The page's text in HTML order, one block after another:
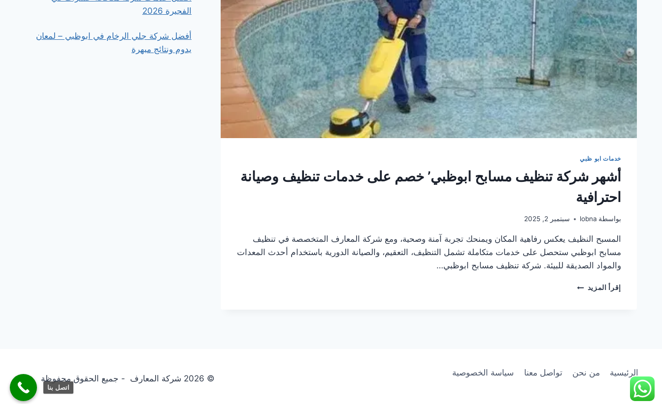
خدمات ابو ظبي
أشهر شركة تنظيف مسابح ابوظبي’ خصم على خدمات تنظيف وصيانة
احترافية
بواسطة lobna سبتمبر 2, 2025
المسبح النظيف يعكس رفاهية المكان ويمنحك تجربة آمنة وصحية، ومع شركة المعارف المتخصصة في تنظيف
مسابح ابوظبي ستحصل على خدمات متكاملة تشمل التنظيف، التعقيم، والصيانة الدورية باستخدام أحدث المعدات
والمواد الصديقة للبيئة. شركة تنظيف مسابح ابوظبي…
إقرأ المزيد أشهر
وصيانة
الفجيرة 2026
أفضل شركة جلي الرخام في ابوظبي – لمعان
يدوم ونتائج مبهرة
الرئيسية من نحن تواصل معنا سياسة الخصوصية
© 2026 شركة المعارف - جميع الحقوق محفوظة
اتصل بنا